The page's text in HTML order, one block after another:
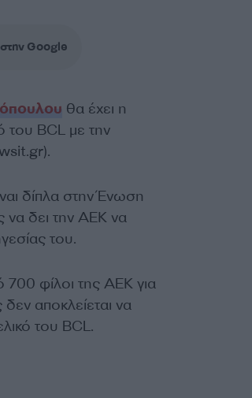
Google
θα έχει η
του BCL με την
δίπλα στην Ένωση
να δει την ΑΕΚ να
του.
φίλοι της ΑΕΚ για
αποκλείεται να
του BCL.